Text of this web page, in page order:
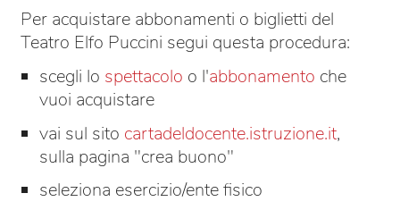
Per acquistare abbonamenti o biglietti del
Teatro Elfo Puccini segui questa procedura:
scegli lo spettacolo o l'abbonamento che
vuoi acquistare
vai sul sito cartadeldocente.istruzione.it,
sulla pagina "crea buono"
seleziona esercizio/ente fisico